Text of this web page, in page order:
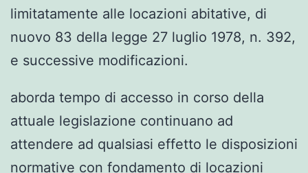
limitatamente alle locazioni abitative, di
nuovo 83 della legge 27 luglio 1978, n. 392,
e successive modificazioni.
aborda tempo di accesso in corso della
attuale legislazione continuano ad
attendere ad qualsiasi effetto le disposizioni
normative con fondamento di locazioni